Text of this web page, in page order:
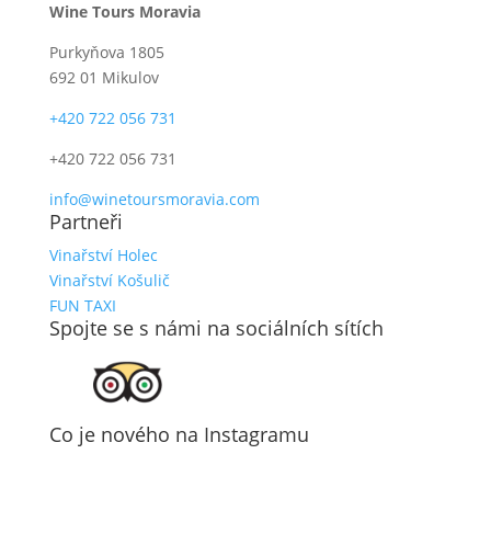
Wine Tours Moravia
Purkyňova 1805
692 01 Mikulov
+420 722 056 731
+420 722 056 731
info@winetoursmoravia.com
Partneři
Vinařství Holec
Vinařství Košulič
FUN TAXI
Spojte se s námi na sociálních sítích
Co je nového na Instagramu